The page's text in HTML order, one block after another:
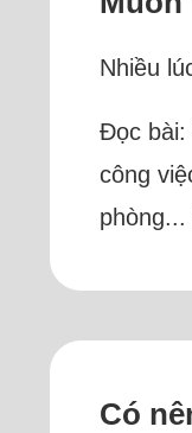
Nhiều
Đọc bài:
công
Có